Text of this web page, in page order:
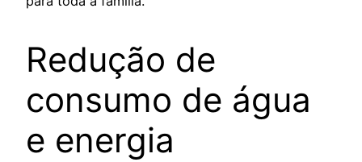
Redução de
consumo de água
e energia